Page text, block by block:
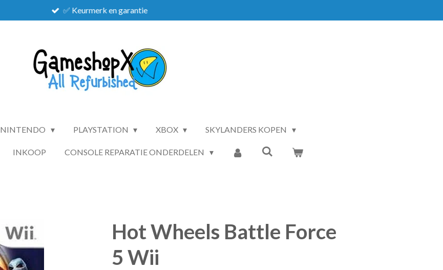
✅ Keurmerk en garantie
NINTENDO PLAYSTATION XBOX SKYLANDERS KOPEN
INKOOP CONSOLE REPARATIE ONDERDELEN
Hot Wheels Battle Force
5 Wii